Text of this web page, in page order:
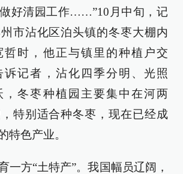
好清园工作……”10月中旬，记
市沾化区泊头镇的冬枣大棚内
哲时，他正与镇里的种植户交
诉记者，沾化四季分明、光照
，冬枣种植园主要集中在河两
特别适合种冬枣，现在已经成
特色产业。
一方“土特产”。我国幅员辽阔，